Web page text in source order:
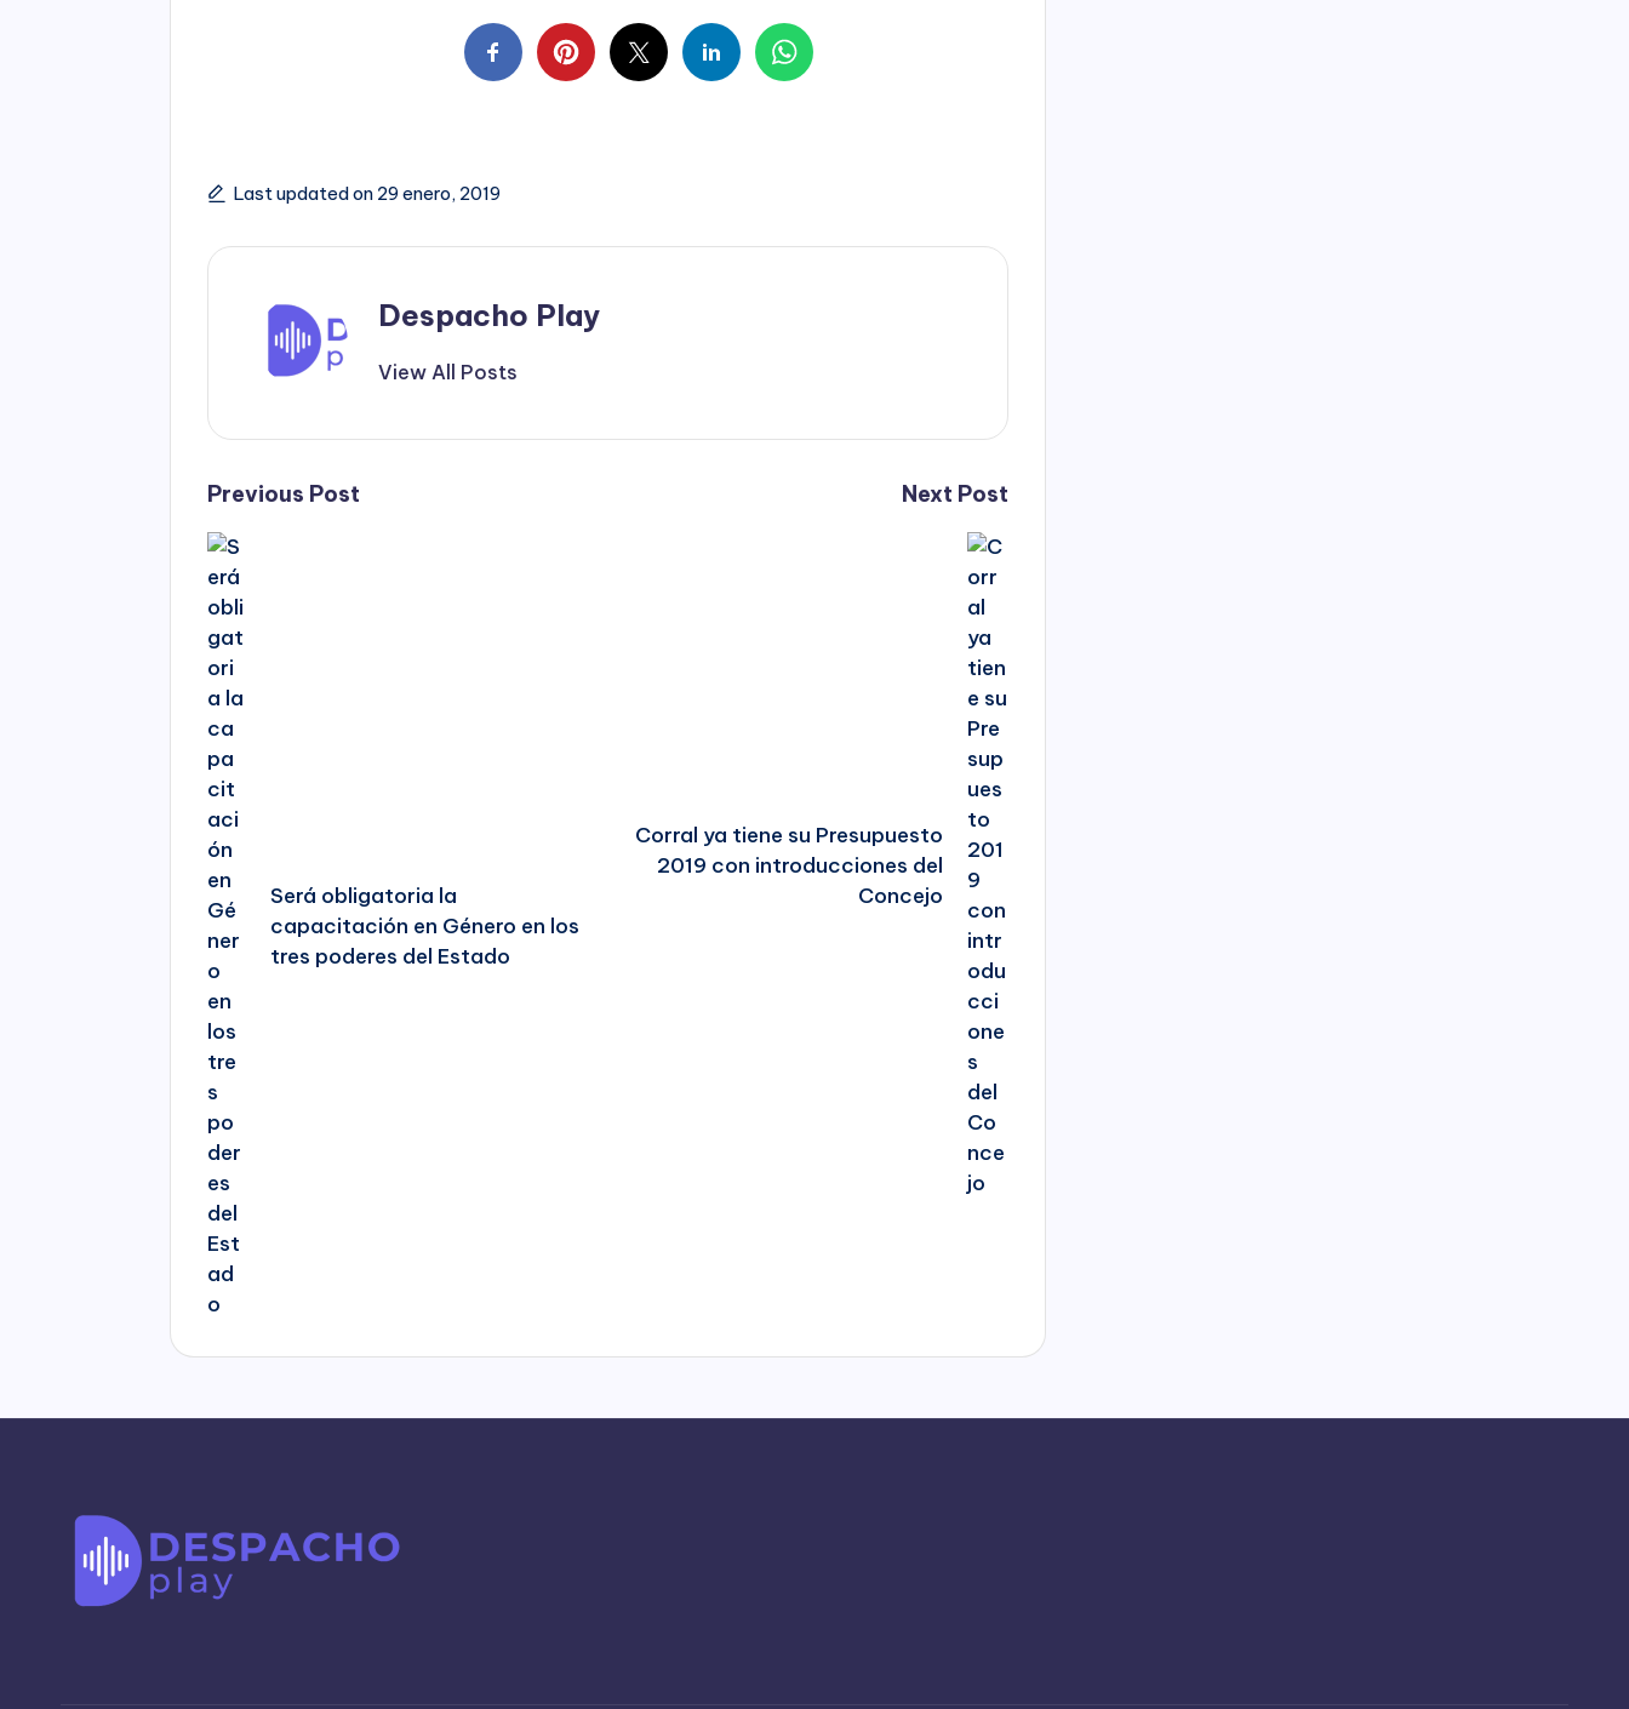
Last updated on 29 enero, 2019
Despacho Play
View All Posts
Post
navigation
Previous Post
Será obligatoria la
capacitación en Género en los
tres poderes del Estado
Next Post
Corral ya tiene su Presupuesto
2019 con introducciones del
Concejo